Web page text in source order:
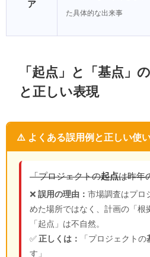
ア
た具体的な出来事
「起点」と「基点」
と正しい表現
⚠️ よくある誤用例と正しい使
「プロジェクトの起点は昨年
❌ 誤用の理由： 市場調査はプロ
めた場所ではなく、計画の「根
「起点」は不自然。
✅ 正しくは： 「プロジェクトの
す」